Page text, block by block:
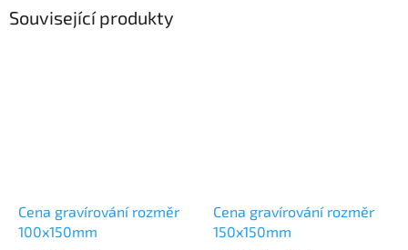
Související produkty
Cena gravírování rozměr
100x150mm
Cena gravírování rozměr
150x150mm